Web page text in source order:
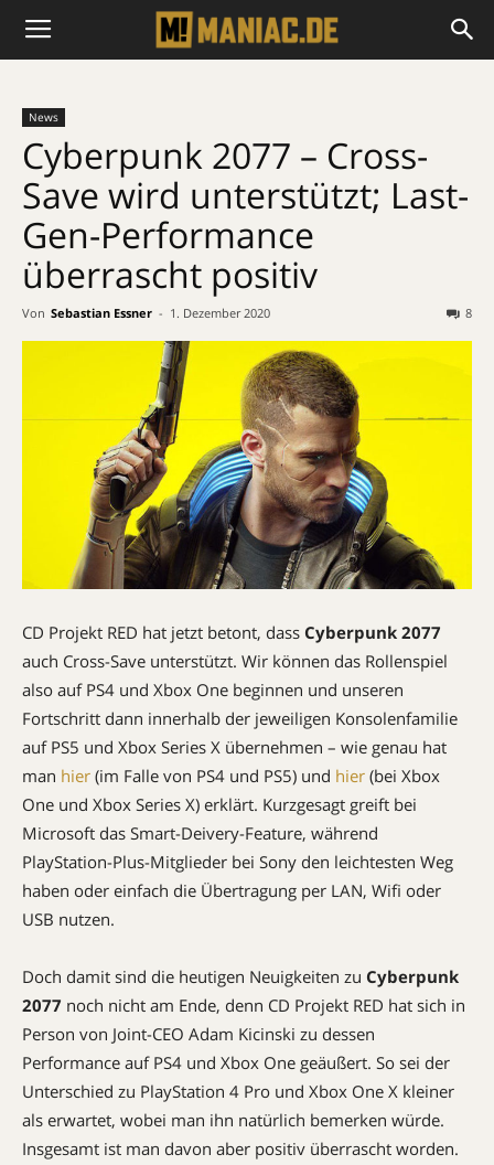
News
Cyberpunk 2077 – Cross-
Save wird unterstützt; Last-
Gen-Performance
überrascht positiv
Von Sebastian Essner - 1. Dezember 2020 8
CD Projekt RED hat jetzt betont, dass Cyberpunk 2077
auch Cross-Save unterstützt. Wir können das Rollenspiel
also auf PS4 und Xbox One beginnen und unseren
Fortschritt dann innerhalb der jeweiligen Konsolenfamilie
auf PS5 und Xbox Series X übernehmen – wie genau hat
man hier (im Falle von PS4 und PS5) und hier (bei Xbox
One und Xbox Series X) erklärt. Kurzgesagt greift bei
Microsoft das Smart-Deivery-Feature, während
PlayStation-Plus-Mitglieder bei Sony den leichtesten Weg
haben oder einfach die Übertragung per LAN, Wifi oder
USB nutzen.
Doch damit sind die heutigen Neuigkeiten zu Cyberpunk
2077 noch nicht am Ende, denn CD Projekt RED hat sich in
Person von Joint-CEO Adam Kicinski zu dessen
Performance auf PS4 und Xbox One geäußert. So sei der
Unterschied zu PlayStation 4 Pro und Xbox One X kleiner
als erwartet, wobei man ihn natürlich bemerken würde.
Insgesamt ist man davon aber positiv überrascht worden.